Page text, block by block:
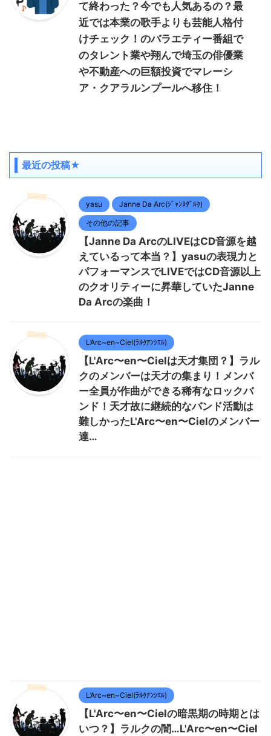
て終わった？今でも人気あるの？最
近では本業の歌手よりも芸能人格付
けチェック！のバラエティー番組で
のタレント業や翔んで埼玉の俳優業
や不動産への巨額投資でマレーシ
ア・クアラルンプールへ移住！
最近の投稿★
yasu Janne Da Arc(ｼﾞｬﾝﾇﾀﾞﾙｸ)
その他の記事
【Janne Da ArcのLIVEはCD音源を越
えているって本当？】yasuの表現力と
パフォーマンスでLIVEではCD音源以上
のクオリティーに昇華していたJanne
Da Arcの楽曲！
L’Arc~en~Ciel(ﾗﾙｸｱﾝｼｴﾙ)
【L'Arc〜en〜Cielは天才集団？】ラル
クのメンバーは天才の集まり！メンバ
ー全員が作曲ができる稀有なロックバ
ンド！天才故に継続的なバンド活動は
難しかったL'Arc〜en〜Cielのメンバー
達…
L’Arc~en~Ciel(ﾗﾙｸｱﾝｼｴﾙ)
【L'Arc〜en〜Cielの暗黒期の時期とは
いつ？】ラルクの闇…L'Arc〜en〜Ciel